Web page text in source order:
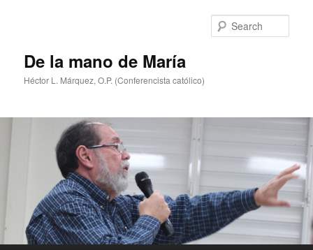
De la mano de María
Héctor L. Márquez, O.P. (Conferencista católico)